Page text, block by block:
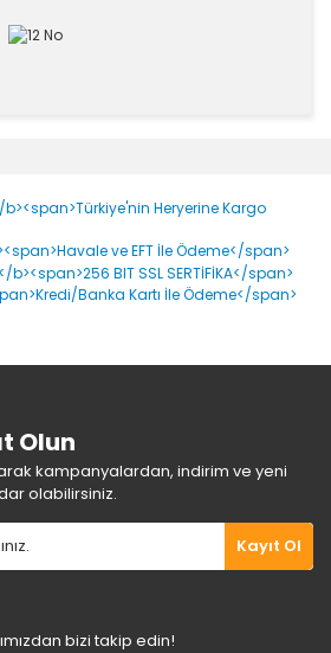
Yorum Yaz
bozuk veya görüntülenemiyor.
eksik bilgiler bulunuyor.
hatalar bulunuyor.
Olun
kampanyalardan, indirim ve yeni
olabilirsiniz.
Kayıt Ol
bizi takip edin!